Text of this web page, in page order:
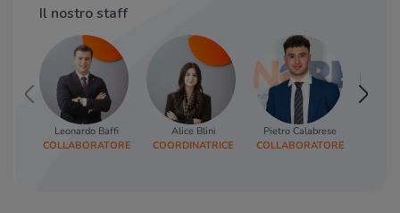
Il nostro staff
Leonardo Baffi
COLLABORATORE
Alice Blini
COORDINATRICE
Pietro Calabrese
COLLABORATORE